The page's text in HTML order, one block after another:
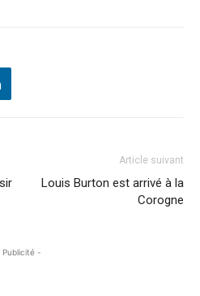
Article suivant
Louis Burton est arrivé à la
Corogne
Publicité -